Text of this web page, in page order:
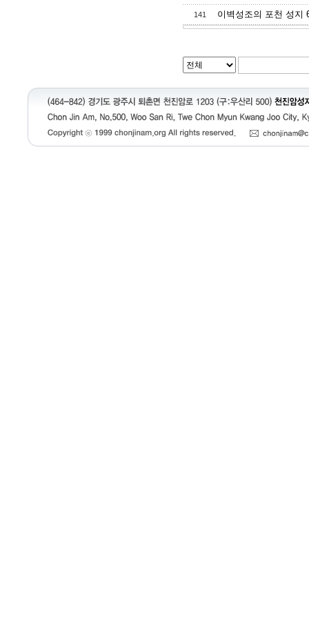
141 이벽성조의 포천 성지